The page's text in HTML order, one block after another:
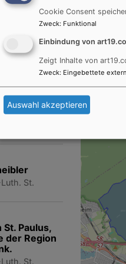
Paulus,
der Region
St.
St.
St.
Paulus,
der Region
St.
+
−
Cookie Consent
Zweck: Funktional
Einbindung von
Zeigt Inhalte von
Zweck: Eingebettete
Auswahl akzeptieren